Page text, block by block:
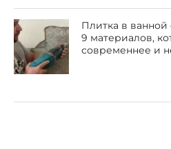
Плитка в
9 материалов,
современнее и